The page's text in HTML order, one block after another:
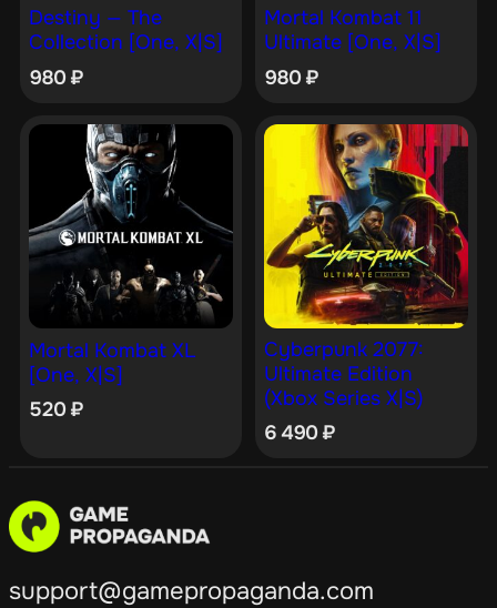
Destiny — The
Collection [One, X|S]
980₽
Mortal Kombat 11
Ultimate [One, X|S]
980₽
Mortal Kombat XL
[One, X|S]
520₽
Cyberpunk 2077:
Ultimate Edition
(Xbox Series X|S)
6 490₽
support@gamepropaganda.com